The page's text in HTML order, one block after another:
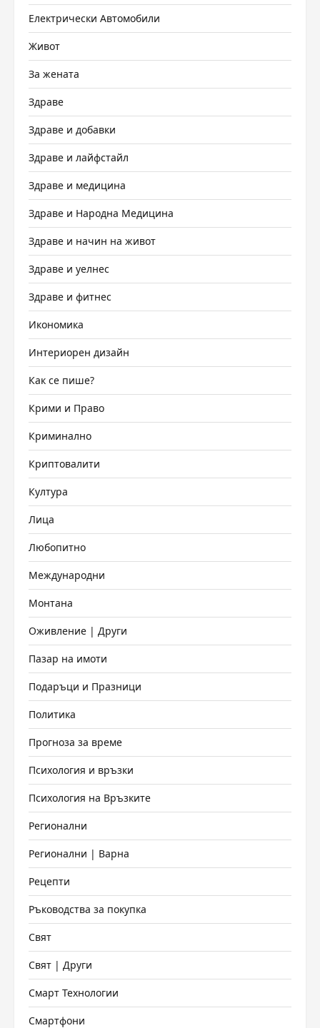
Електрически Автомобили
Живот
За жената
Здраве
Здраве и добавки
Здраве и лайфстайл
Здраве и медицина
Здраве и Народна Медицина
Здраве и начин на живот
Здраве и уелнес
Здраве и фитнес
Икономика
Интериорен дизайн
Как се пише?
Крими и Право
Криминално
Криптовалити
Култура
Лица
Любопитно
Международни
Монтана
Оживление | Други
Пазар на имоти
Подаръци и Празници
Политика
Прогноза за време
Психология и връзки
Психология на Връзките
Регионални
Регионални | Варна
Рецепти
Ръководства за покупка
Свят
Свят | Други
Смарт Технологии
Смартфони